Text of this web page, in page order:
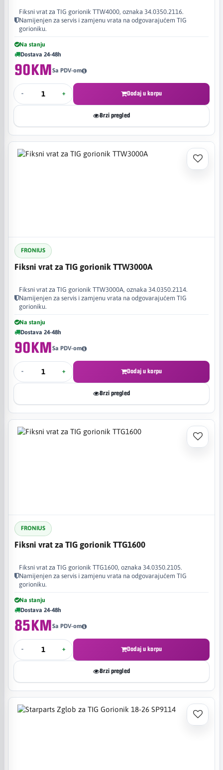
Fiksni vrat za TIG gorionik TTW4000, oznaka 34.0350.2116.
Namijenjen za servis i zamjenu vrata na odgovarajućem TIG
gorioniku.
Na stanju
Dostava 24-48h
90KMSa PDV-om
- + Dodaj u korpu
Brzi pregled
FRONIUS
Fiksni vrat za TIG gorionik TTW3000A
Fiksni vrat za TIG gorionik TTW3000A, oznaka 34.0350.2114.
Namijenjen za servis i zamjenu vrata na odgovarajućem TIG
gorioniku.
Na stanju
Dostava 24-48h
90KMSa PDV-om
- + Dodaj u korpu
Brzi pregled
FRONIUS
Fiksni vrat za TIG gorionik TTG1600
Fiksni vrat za TIG gorionik TTG1600, oznaka 34.0350.2105.
Namijenjen za servis i zamjenu vrata na odgovarajućem TIG
gorioniku.
Na stanju
Dostava 24-48h
85KMSa PDV-om
- + Dodaj u korpu
Brzi pregled